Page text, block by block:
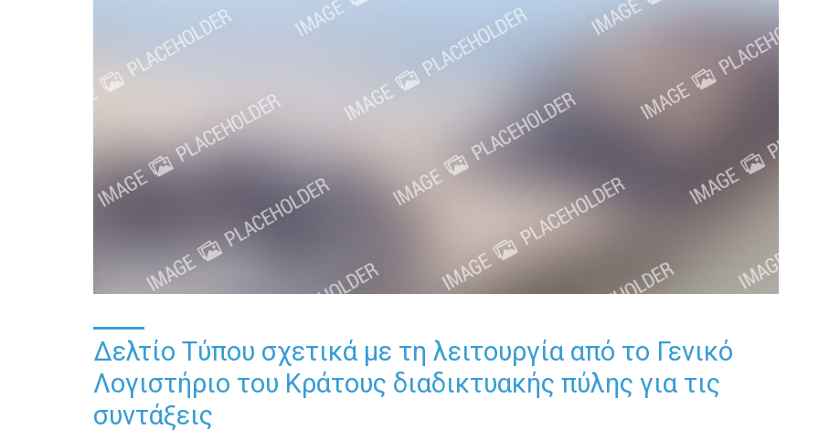
Δελτίο Τύπου σχετικά με τη λειτουργία από το Γενικό
Λογιστήριο του Κράτους διαδικτυακής πύλης για τις
συντάξεις